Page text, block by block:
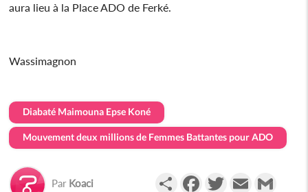
aura lieu à la Place ADO de Ferké.
Wassimagnon
Diabaté Maimouna Epse Koné
Mouvement deux millions de Femmes Battantes pour ADO
Par Koaci PartagerFacebookTwitterEmail